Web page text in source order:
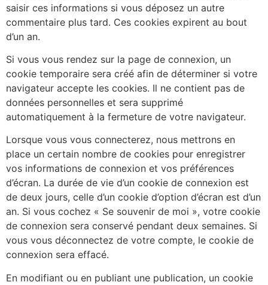
saisir ces informations si vous déposez un autre
commentaire plus tard. Ces cookies expirent au bout
d’un an.
Si vous vous rendez sur la page de connexion, un
cookie temporaire sera créé afin de déterminer si votre
navigateur accepte les cookies. Il ne contient pas de
données personnelles et sera supprimé
automatiquement à la fermeture de votre navigateur.
Lorsque vous vous connecterez, nous mettrons en
place un certain nombre de cookies pour enregistrer
vos informations de connexion et vos préférences
d’écran. La durée de vie d’un cookie de connexion est
de deux jours, celle d’un cookie d’option d’écran est d’un
an. Si vous cochez « Se souvenir de moi », votre cookie
de connexion sera conservé pendant deux semaines. Si
vous vous déconnectez de votre compte, le cookie de
connexion sera effacé.
En modifiant ou en publiant une publication, un cookie